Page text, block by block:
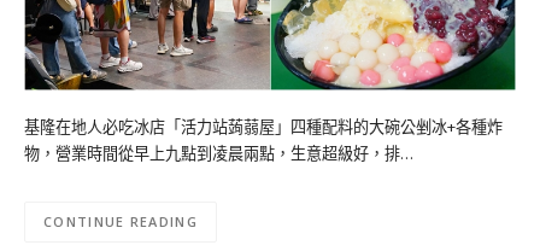
基隆在地人必吃冰店「活力站蒟蒻屋」四種配料的大碗公剉冰+各種炸
物，營業時間從早上九點到凌晨兩點，生意超級好，排…
CONTINUE READING